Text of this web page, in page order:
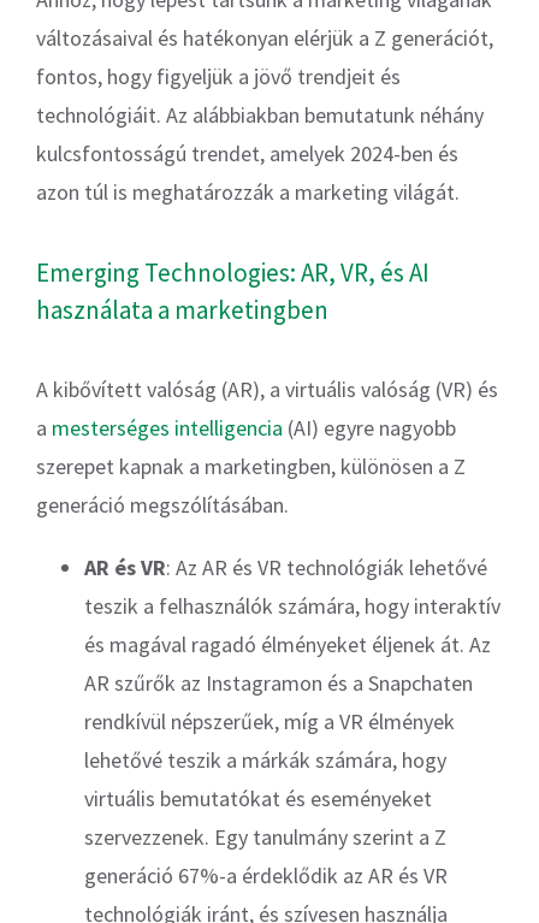
változásaival és hatékonyan elérjük a Z generációt,
fontos, hogy figyeljük a jövő trendjeit és
technológiáit. Az alábbiakban bemutatunk néhány
kulcsfontosságú trendet, amelyek 2024-ben és
azon túl is meghatározzák a marketing világát.
Emerging Technologies: AR, VR, és AI
használata a marketingben
A kibővített valóság (AR), a virtuális valóság (VR) és
a mesterséges intelligencia (AI) egyre nagyobb
szerepet kapnak a marketingben, különösen a Z
generáció megszólításában.
AR és VR: Az AR és VR technológiák lehetővé
teszik a felhasználók számára, hogy interaktív
és magával ragadó élményeket éljenek át. Az
AR szűrők az Instagramon és a Snapchaten
rendkívül népszerűek, míg a VR élmények
lehetővé teszik a márkák számára, hogy
virtuális bemutatókat és eseményeket
szervezzenek. Egy tanulmány szerint a Z
generáció 67%-a érdeklődik az AR és VR
technológiák iránt, és szívesen használja